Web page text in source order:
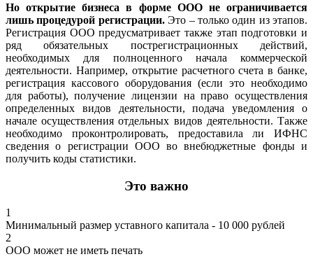
Но открытие бизнеса в форме ООО не ограничивается
лишь процедурой регистрации.Это – только один из этапов.
Регистрация ООО предусматривает также этап подготовки и
ряд обязательных пострегистрационных действий,
необходимых для полноценного начала коммерческой
деятельности. Например, открытие расчетного счета в банке,
регистрация кассового оборудования (если это необходимо
для работы), получение лицензии на право осуществления
определенных видов деятельности, подача уведомления о
начале осуществления отдельных видов деятельности. Также
необходимо проконтролировать, предоставила ли ИФНС
сведения о регистрации ООО во внебюджетные фонды и
получить коды статистики.
Это важно
1
Минимальный размер уставного капитала - 10 000 рублей
2
ООО может не иметь печать